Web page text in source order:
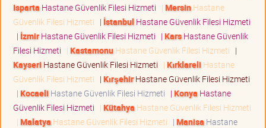
Isparta Hastane Güvenlik Filesi Hizmeti | MersinHastane
Güvenlik Filesi Hizmeti | İstanbul Hastane Güvenlik Filesi Hizmeti
| İzmirHastane Güvenlik Filesi Hizmeti | KarsHastane Güvenlik
Filesi Hizmeti | KastamonuHastane Güvenlik Filesi Hizmeti |
Kayseri Hastane Güvenlik Filesi Hizmeti | Kırklareli Hastane
Güvenlik Filesi Hizmeti | KırşehirHastane Güvenlik Filesi Hizmeti
| Kocaeli Hastane Güvenlik Filesi Hizmeti | Konya Hastane
Güvenlik Filesi Hizmeti | Kütahya Hastane Güvenlik Filesi Hizmeti
| Malatya Hastane Güvenlik Filesi Hizmeti | Manisa Hastane